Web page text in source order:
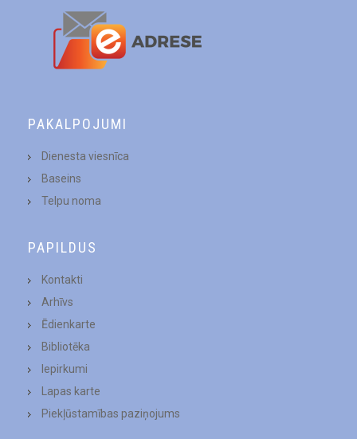
PAKALPOJUMI
Dienesta viesnīca
Baseins
Telpu noma
PAPILDUS
Kontakti
Arhīvs
Ēdienkarte
Bibliotēka
Iepirkumi
Lapas karte
Piekļūstamības paziņojums